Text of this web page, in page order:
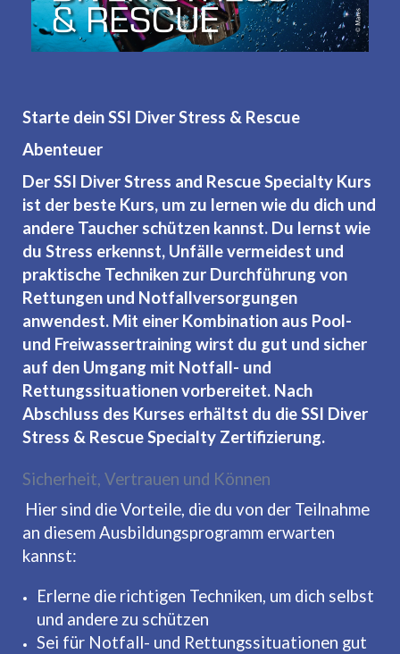
Starte dein SSI Diver Stress & Rescue
Abenteuer
Der SSI Diver Stress and Rescue Specialty Kurs
ist der beste Kurs, um zu lernen wie du dich und
andere Taucher schützen kannst. Du lernst wie
du Stress erkennst, Unfälle vermeidest und
praktische Techniken zur Durchführung von
Rettungen und Notfallversorgungen
anwendest. Mit einer Kombination aus Pool-
und Freiwassertraining wirst du gut und sicher
auf den Umgang mit Notfall- und
Rettungssituationen vorbereitet. Nach
Abschluss des Kurses erhältst du die SSI Diver
Stress & Rescue Specialty Zertifizierung.
Sicherheit, Vertrauen und Können
Hier sind die Vorteile, die du von der Teilnahme
an diesem Ausbildungsprogramm erwarten
kannst:
Erlerne die richtigen Techniken, um dich selbst
und andere zu schützen
Sei für Notfall- und Rettungssituationen gut